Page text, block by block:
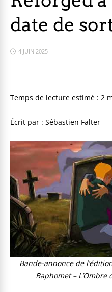
date de
4 JUIN 2025
Temps de lecture estimé : 2
Écrit par : Sébastien Falter
Bande-annonce de
Baphomet –